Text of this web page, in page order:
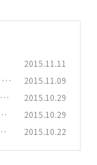
2015.11.11
2015.11.09
2015.10.29
2015.10.29
2015.10.22